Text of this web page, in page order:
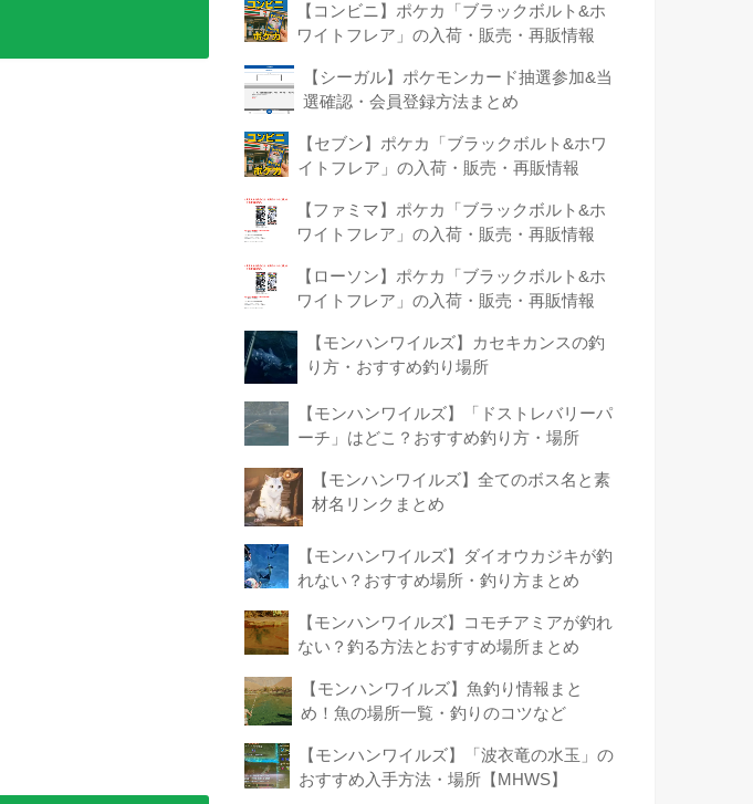
【コンビニ】ポケカ「ブラックボルト&ホ
ワイトフレア」の入荷・販売・再販情報
【シーガル】ポケモンカード抽選参加&当
選確認・会員登録方法まとめ
【セブン】ポケカ「ブラックボルト&ホワ
イトフレア」の入荷・販売・再販情報
【ファミマ】ポケカ「ブラックボルト&ホ
ワイトフレア」の入荷・販売・再販情報
【ローソン】ポケカ「ブラックボルト&ホ
ワイトフレア」の入荷・販売・再販情報
【モンハンワイルズ】カセキカンスの釣
り方・おすすめ釣り場所
【モンハンワイルズ】「ドストレバリーパ
ーチ」はどこ？おすすめ釣り方・場所
【モンハンワイルズ】全てのボス名と素
材名リンクまとめ
【モンハンワイルズ】ダイオウカジキが釣
れない？おすすめ場所・釣り方まとめ
【モンハンワイルズ】コモチアミアが釣れ
ない？釣る方法とおすすめ場所まとめ
【モンハンワイルズ】魚釣り情報まと
め！魚の場所一覧・釣りのコツなど
【モンハンワイルズ】「波衣竜の水玉」の
おすすめ入手方法・場所【MHWS】